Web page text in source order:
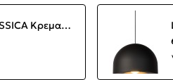
Lucide - JESSICA Κρεμαστό Φωτιστικό E27, Κεραμιδί-Μαύρο Ματ